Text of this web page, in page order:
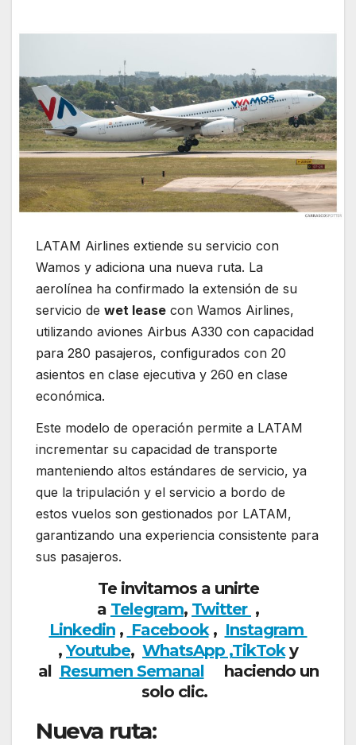
LATAM Airlines extiende su servicio con
Wamos y adiciona una nueva ruta. La
aerolínea ha confirmado la extensión de su
servicio de wet lease con Wamos Airlines,
utilizando aviones Airbus A330 con capacidad
para 280 pasajeros, configurados con 20
asientos en clase ejecutiva y 260 en clase
económica.
Este modelo de operación permite a LATAM
incrementar su capacidad de transporte
manteniendo altos estándares de servicio, ya
que la tripulación y el servicio a bordo de
estos vuelos son gestionados por LATAM,
garantizando una experiencia consistente para
sus pasajeros.
Te invitamos a unirte
a Telegram, Twitter ,
Linkedin, Facebook, Instagram
,Youtube, WhatsApp ,TikToky
al Resumen Semanalhaciendo un
solo clic.
Nueva ruta: